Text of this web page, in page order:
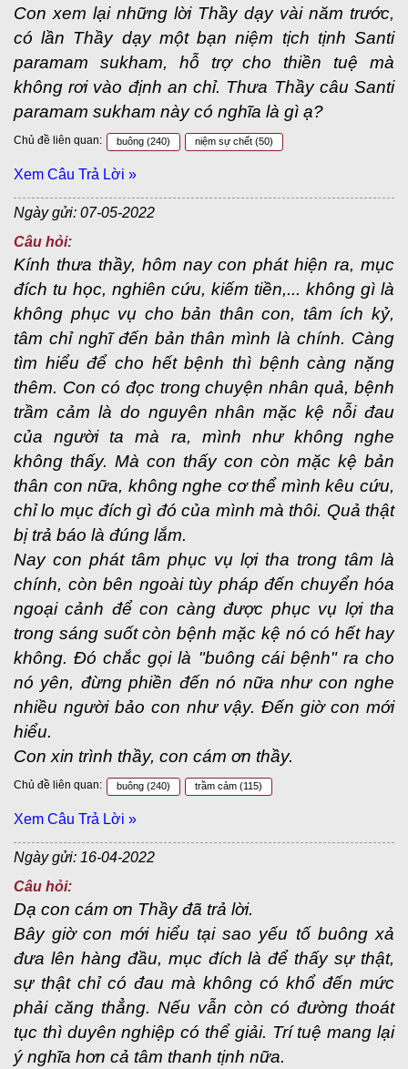
Con xem lại những lời Thầy dạy vài năm trước,
có lần Thầy dạy một bạn niệm tịch tịnh Santi
paramam sukham, hỗ trợ cho thiền tuệ mà
không rơi vào định an chỉ. Thưa Thầy câu Santi
paramam sukham này có nghĩa là gì ạ?
Chủ đề liên quan: buông (240) niệm sự chết (50)
Xem Câu Trả Lời »
Ngày gửi: 07-05-2022
Câu hỏi:
Kính thưa thầy, hôm nay con phát hiện ra, mục
đích tu học, nghiên cứu, kiếm tiền,... không gì là
không phục vụ cho bản thân con, tâm ích kỷ,
tâm chỉ nghĩ đến bản thân mình là chính. Càng
tìm hiểu để cho hết bệnh thì bệnh càng nặng
thêm. Con có đọc trong chuyện nhân quả, bệnh
trầm cảm là do nguyên nhân mặc kệ nỗi đau
của người ta mà ra, mình như không nghe
không thấy. Mà con thấy con còn mặc kệ bản
thân con nữa, không nghe cơ thể mình kêu cứu,
chỉ lo mục đích gì đó của mình mà thôi. Quả thật
bị trả báo là đúng lắm.
Nay con phát tâm phục vụ lợi tha trong tâm là
chính, còn bên ngoài tùy pháp đến chuyển hóa
ngoại cảnh để con càng được phục vụ lợi tha
trong sáng suốt còn bệnh mặc kệ nó có hết hay
không. Đó chắc gọi là "buông cái bệnh" ra cho
nó yên, đừng phiền đến nó nữa như con nghe
nhiều người bảo con như vậy. Đến giờ con mới
hiểu.
Con xin trình thầy, con cám ơn thầy.
Chủ đề liên quan: buông (240) trầm cảm (115)
Xem Câu Trả Lời »
Ngày gửi: 16-04-2022
Câu hỏi:
Dạ con cám ơn Thầy đã trả lời.
Bây giờ con mới hiểu tại sao yếu tố buông xả
đưa lên hàng đầu, mục đích là để thấy sự thật,
sự thật chỉ có đau mà không có khổ đến mức
phải căng thẳng. Nếu vẫn còn có đường thoát
tục thì duyên nghiệp có thể giải. Trí tuệ mang lại
ý nghĩa hơn cả tâm thanh tịnh nữa.